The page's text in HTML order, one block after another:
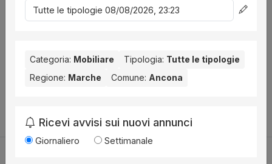
risultati Ordina per
risultato per la Provincia selezionata:Ancona.
Prova a modificare i parametri di ricerca:
Categoria: Mobiliare Tipologia: Tutte le tipologie
Regione: Marche Comune: Ancona
Ricevi avvisi sui nuovi annunci
Giornaliero Settimanale